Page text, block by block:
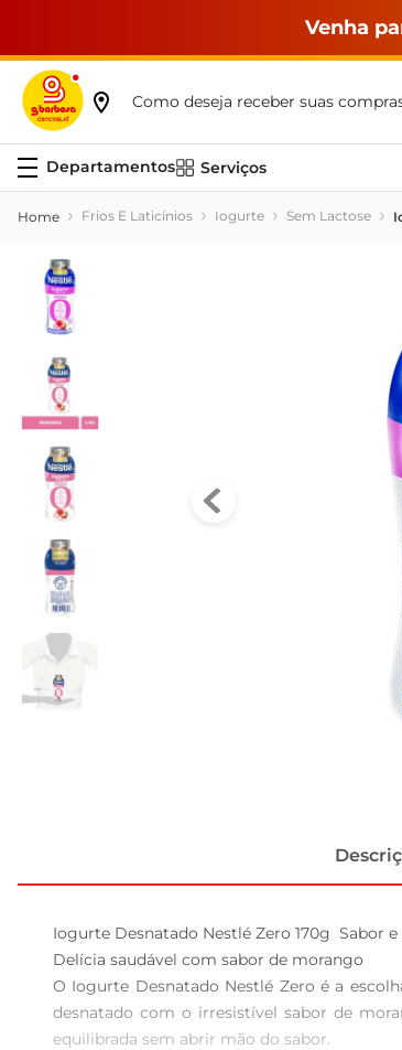
Venha
Como deseja receber suas
Serviços
Frios E Laticínios Iogurte Sem Lactose
Iogurte Desnatado Nestlé Zero 170g  Sabor e
Delícia saudável com sabor de morango
O Iogurte Desnatado Nestlé Zero é a
desnatado com o irresistível sabor de
equilibrada sem abrir mão do sabor.